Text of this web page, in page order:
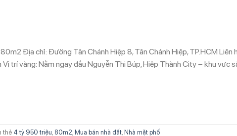
Địa chỉ: Đường Tân Chánh Hiệp 8, Tân Chánh Hiệp, TP.HCM Liên
trí vàng: Nằm ngay đầu Nguyễn Thị Búp, Hiệp Thành City – khu vực
thẻ 4 tỷ 950 triệu, 80m2, Mua bán nhà đất, Nhà mặt phố